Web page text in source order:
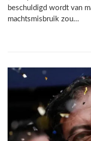
beschuldigd wordt van
machtsmisbruik zou…